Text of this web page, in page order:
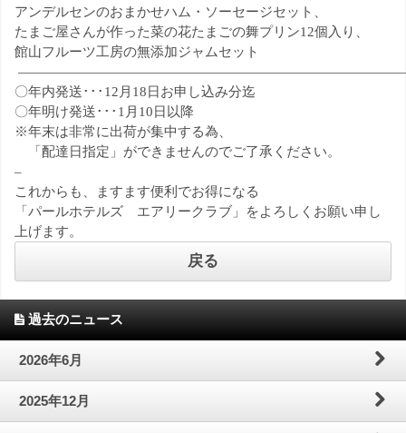
アンデルセンのおまかせハム・ソーセージセット、
たまご屋さんが作った菜の花たまごの舞プリン12個入り、
館山フルーツ工房の無添加ジャムセット
〇年内発送･･･12月 18 日お申し込み分迄
〇年明け発送･･･1月10日以降
※年末は非常に出荷が集中する為、
「配達日指定」ができませんのでご了承ください。
–
これからも、ますます便利でお得になる
「パールホテルズ エアリークラブ」をよろしくお願い申し
上げます。
戻る
過去のニュース
2026年6月
2025年12月